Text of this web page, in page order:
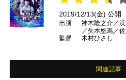
2019/12/13(金) 公開
出演
神木隆之介／
／矢本悠馬／
いか／福本莉
監督 木村ひさし
関連記事